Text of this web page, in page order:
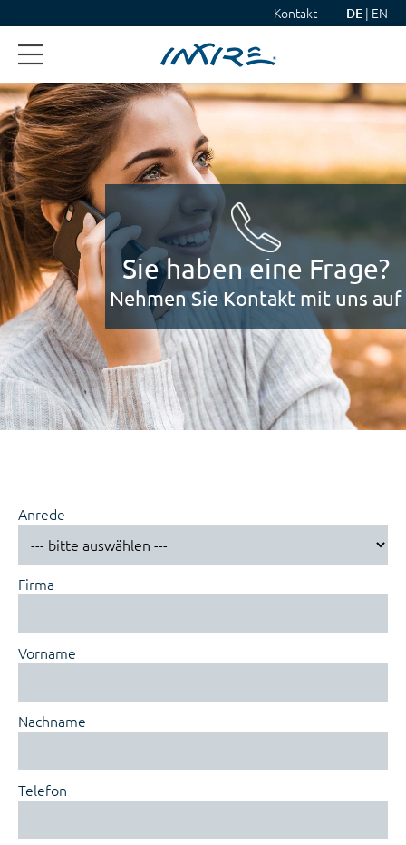
Kontakt DE | EN
Sie haben eine Frage?
Nehmen Sie Kontakt mit uns auf
Anrede
Firma
Vorname
Nachname
Telefon